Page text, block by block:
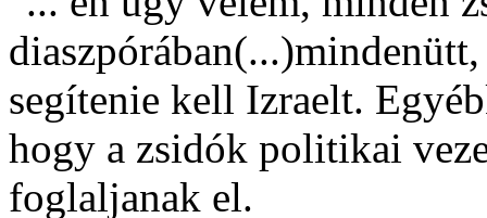
segítenie kell Izraelt.
hogy a zsidók politikai
foglaljanak el.